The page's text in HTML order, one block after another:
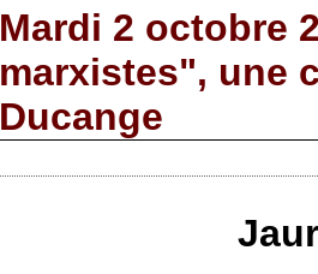
Mardi 2 octobre
marxistes", une
Ducange